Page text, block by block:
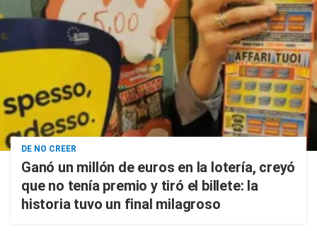
DE NO CREER
Ganó un millón de euros en la lotería, creyó
que no tenía premio y tiró el billete: la
historia tuvo un final milagroso